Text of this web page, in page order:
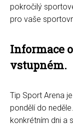
pokročilý
pro vaše
Informace
vstupném.
Tip Sport Arena
pondělí do
konkrétním dni a